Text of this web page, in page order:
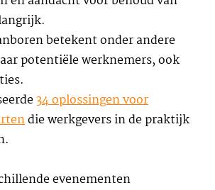
betekent onder andere
potentiële werknemers, ook
34 oplossingen voor
die werkgevers in de praktijk
evenementen